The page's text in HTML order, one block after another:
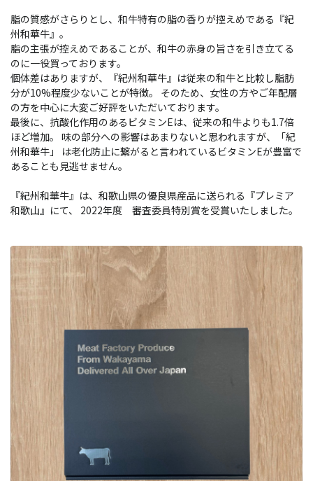
脂の質感がさらりとし、和牛特有の脂の香りが控えめである『紀
州和華牛』。
脂の主張が控えめであることが、和牛の赤身の旨さを引き立てる
のに一役買っております。
個体差はありますが、『紀州和華牛』は従来の和牛と比較し脂肪
分が10%程度少ないことが特徴。 そのため、女性の方やご年配層
の方を中心に大変ご好評をいただいております。
最後に、抗酸化作用のあるビタミンEは、従来の和牛よりも1.7倍
ほど増加。 味の部分への影響はあまりないと思われますが、「紀
州和華牛」 は老化防止に繋がると言われているビタミンEが豊富で
あることも見逃せません。
『紀州和華牛』は、和歌山県の優良県産品に送られる『プレミア
和歌山』にて、 2022年度 審査委員特別賞を受賞いたしました。